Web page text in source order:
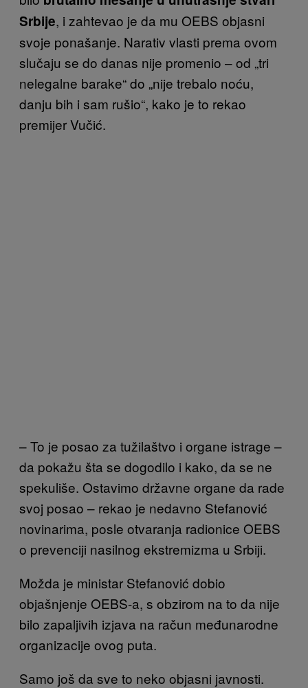
Srbije, i zahtevao je da mu OEBS objasni
svoje ponašanje. Narativ vlasti prema ovom
slučaju se do danas nije promenio – od „tri
nelegalne barake“ do „nije trebalo noću,
danju bih i sam rušio“, kako je to rekao
premijer Vučić.
– To je posao za tužilaštvo i organe istrage –
da pokažu šta se dogodilo i kako, da se ne
spekuliše. Ostavimo državne organe da rade
svoj posao – rekao je nedavno Stefanović
novinarima, posle otvaranja radionice OEBS
o prevenciji nasilnog ekstremizma u Srbiji.
Možda je ministar Stefanović dobio
objašnjenje OEBS-a, s obzirom na to da nije
bilo zapaljivih izjava na račun međunarodne
organizacije ovog puta.
Samo još da sve to neko objasni javnosti.